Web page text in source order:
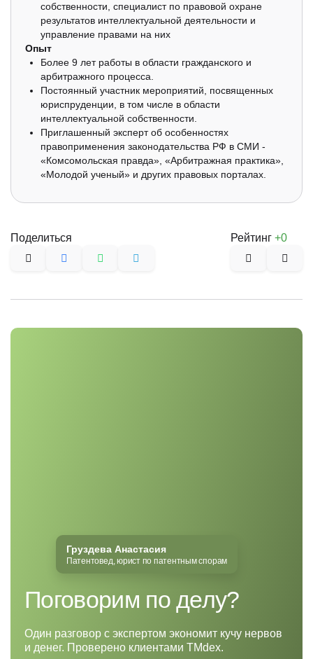
собственности, специалист по правовой охране
результатов интеллектуальной деятельности и
управление правами на них
Опыт
Более 9 лет работы в области гражданского и
арбитражного процесса.
Постоянный участник мероприятий, посвященных
юриспруденции, в том числе в области
интеллектуальной собственности.
Приглашенный эксперт об особенностях
правоприменения законодательства РФ в СМИ -
«Комсомольская правда», «Арбитражная практика»,
«Молодой ученый» и других правовых порталах.
Поделиться Рейтинг+0
Поговорим по делу?
Один разговор с экспертом экономит кучу нервов
и денег. Проверено клиентами TMdex.
Груздева Анастасия
Патентовед, юрист по патентным спорам